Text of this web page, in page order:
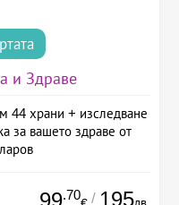
и Здраве
44 храни + изследване
за вашето здраве от
.70 / 195